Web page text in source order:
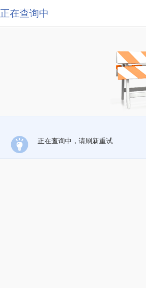
正在查询中
正在查询中，请刷新重试